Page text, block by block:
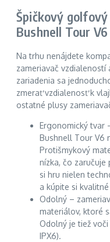
Špičkový
Bushnell Tour V6
Na trhu nenájdete
zameriavač
zariadenia sa
zmerať vzdialenosť k
ostatné plusy
Ergonomický tvar
Bushnell Tour V6
Protišmykový
nízka, čo zaručuje
si hru nielen
a kúpite si kvalitné
Odolný –
materiálov, ktoré
Odolný je tiež
IPX6).